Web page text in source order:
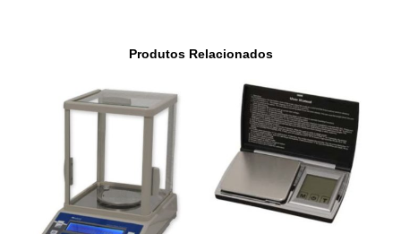
Produtos Relacionados